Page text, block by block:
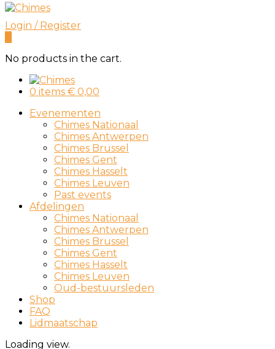
Login / Register
No products in the cart.
0 items € 0,00
Evenementen
Chimes Nationaal
Chimes Antwerpen
Chimes Brussel
Chimes Gent
Chimes Hasselt
Chimes Leuven
Past events
Afdelingen
Chimes Nationaal
Chimes Antwerpen
Chimes Brussel
Chimes Gent
Chimes Hasselt
Chimes Leuven
Oud-bestuursleden
Shop
FAQ
Lidmaatschap
Loading view.